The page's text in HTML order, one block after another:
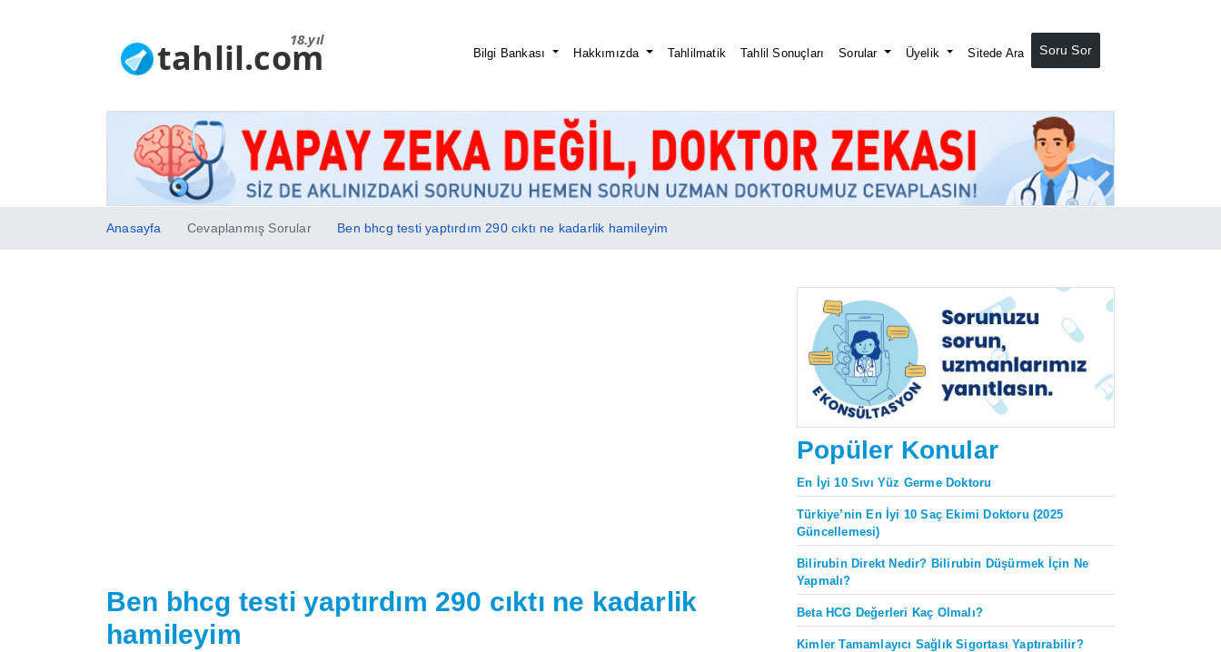
18.yıl
tahlil.com Bilgi Bankası Hakkımızda Tahlilmatik Tahlil Sonuçları Sorular Üyelik Sitede Ara Soru Sor
Anasayfa Cevaplanmış Sorular Ben bhcg testi yaptırdım 290 cıktı ne kadarlik hamileyim
Ben bhcg testi yaptırdım 290 cıktı ne kadarlik
hamileyim
Popüler Konular
En İyi 10 Sıvı Yüz Germe Doktoru
Türkiye’nin En İyi 10 Saç Ekimi Doktoru (2025
Güncellemesi)
Bilirubin Direkt Nedir? Bilirubin Düşürmek İçin Ne
Yapmalı?
Beta HCG Değerleri Kaç Olmalı?
Kimler Tamamlayıcı Sağlık Sigortası Yaptırabilir?